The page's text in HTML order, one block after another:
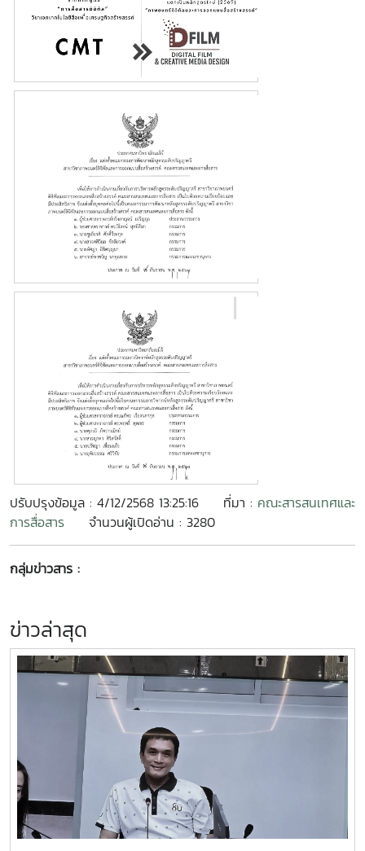
ปรับปรุงข้อมูล : 4/12/2568 13:25:16 ที่มา : คณะสารสนเทศและ
การสื่อสาร
จำนวนผู้เปิดอ่าน : 3280
กลุ่มข่าวสาร :
ข่าวล่าสุด